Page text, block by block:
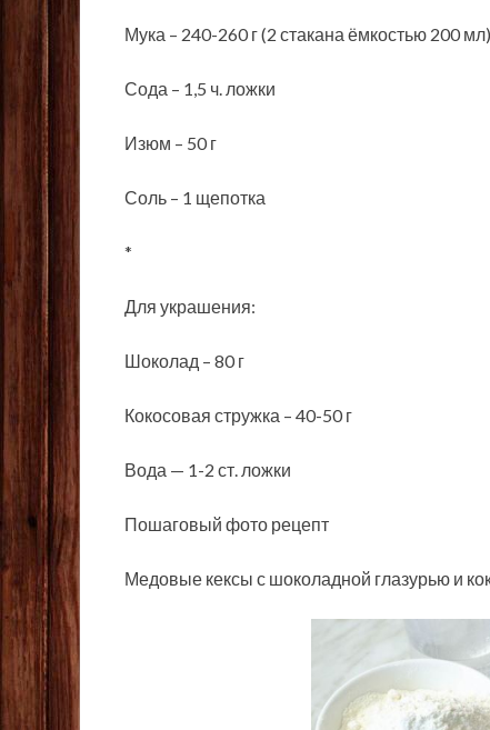
Мука – 240-260 г (2 стакана ёмкостью 200 мл)
Сода – 1,5 ч. ложки
Изюм – 50 г
Соль – 1 щепотка
*
Для украшения:
Шоколад – 80 г
Кокосовая стружка – 40-50 г
Вода — 1-2 ст. ложки
Пошаговый фото рецепт
Медовые кексы с шоколадной глазурью и